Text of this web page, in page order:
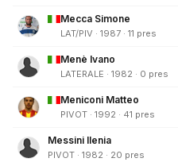
Mecca Simone
LAT/PIV · 1987 · 11 pres
Menè Ivano
LATERALE · 1982 · 0 pres
Meniconi Matteo
PIVOT · 1992 · 41 pres
Messini Ilenia
PIVOT · 1982 · 20 pres